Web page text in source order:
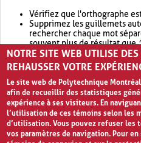
Vérifiez que l'orthographe
Supprimez les guillemets
rechercher chaque mot
souvent plus de résultat que
Envisagez d'élargir votre
retournera souvent plus de
NOTRE SITE WEB UTILISE
REHAUSSER VOTRE
Le site web de Polytechnique
afin de recueillir des statistiques
expérience à ses visiteurs. En
l’utilisation de ces témoins selon les
d’utilisation. Vous pouvez refuser les
vos paramètres de navigation. Pour